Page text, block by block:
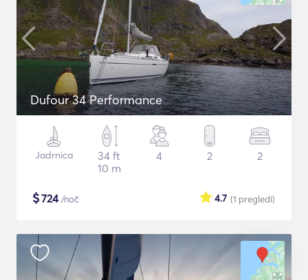
Dufour 34 Performance
Jadrnica
34 ft
10 m
4 2 2
$724/noč (1 pregledi)
4.7